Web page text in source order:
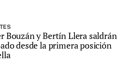
Bouzán y Bertín Llera saldrán
desde la primera posición